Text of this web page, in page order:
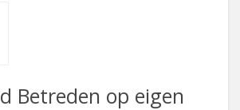
Betreden op eigen